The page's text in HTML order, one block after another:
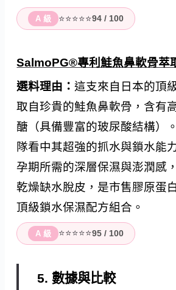
A 級 ⭐⭐⭐⭐⭐94 / 100
SalmoPG®專利鮭魚鼻軟骨萃
選料理由：這支來自日本的頂
取自珍貴的鮭魚鼻軟骨，含有
醣（具備豐富的玻尿酸結構）
隊看中其超強的抓水與鎖水能
孕期所需的深層保濕與澎潤感
乾燥缺水脫皮，是市售膠原蛋
頂級鎖水保濕配方組合。
A 級 ⭐⭐⭐⭐⭐95 / 100
5. 數據與比較